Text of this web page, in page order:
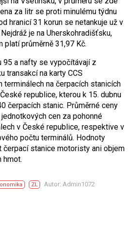
za litr se proti minulému týdnu
hranicí 31 korun se netankuje už v
je na Uherskohradišťsku,
průměrně 31,97 Kč.
95 a nafty se vypočítávají z
transakcí na karty CCS
terminálech na čerpacích stanicích
republice, kterou k 15. dubnu
čerpacích stanic. Průměrné ceny
cen za pohonné
v České republice, respektive v
počtu terminálů. Hodnoty
čerpací stanice motoristy ani objem
hmot.
ZL Autor: Admin1072